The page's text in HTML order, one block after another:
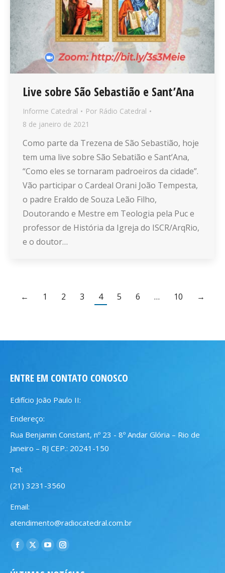
Live sobre São Sebastião e Sant’Ana
Informe Catedral Por Rádio Catedral
8 de janeiro de 2021
Como parte da Trezena de São Sebastião, hoje
tem uma live sobre São Sebatião e Sant’Ana,
“Como eles se tornaram padroeiros da cidade”.
Vão participar o Cardeal Orani João Tempesta,
o padre Eraldo de Souza Leão Filho,
Doutorando e Mestre em Teologia pela Puc e
professor de História da Igreja do ISCR/ArqRio,
e o doutor…
← 1 2 3 4 5 6 … 10 →
ENTRE EM CONTATO CONOSCO
Edifício João Paulo II:
Endereço:
Rua Benjamin Constant, nº 23 - 8º Andar Glória – Rio de
Janeiro – RJ CEP.: 20241-150
Tel:
(21) 3231-3560
Email:
atendimento@radiocatedral.com.br
Encontre-nos em:
Facebook
X
YouTubeInstagram